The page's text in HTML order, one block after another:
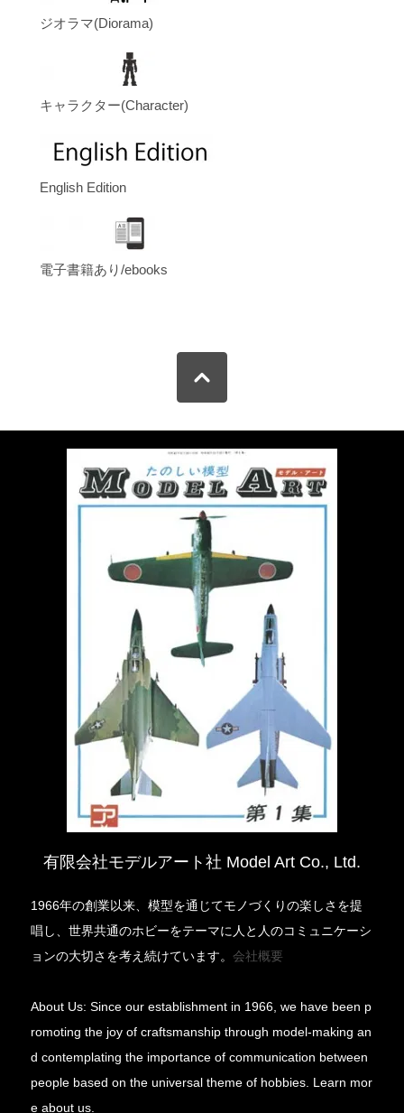
ジオラマ(Diorama)
キャラクター(Character)
English Edition
電子書籍あり/ebooks
有限会社モデルアート社 Model Art Co., Ltd.
1966年の創業以来、模型を通じてモノづくりの楽しさを提
唱し、世界共通のホビーをテーマに人と人のコミュニケーシ
ョンの大切さを考え続けています。会社概要
About Us: Since our establishment in 1966, we have been p
romoting the joy of craftsmanship through model-making an
d contemplating the importance of communication between
people based on the universal theme of hobbies. Learn mor
e about us.